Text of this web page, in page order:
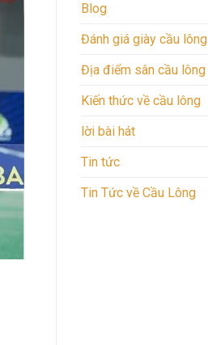
Blog
Đánh giá giày cầu lông
Địa điểm sân cầu lông
Kiến thức về cầu lông
lời bài hát
Tin tức
Tin Tức về Cầu Lông